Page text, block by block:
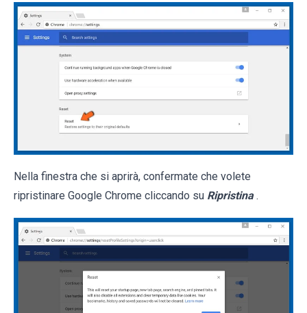
Nella finestra che si aprirà, confermate che volete
ripristinare Google Chrome cliccando su Ripristina .